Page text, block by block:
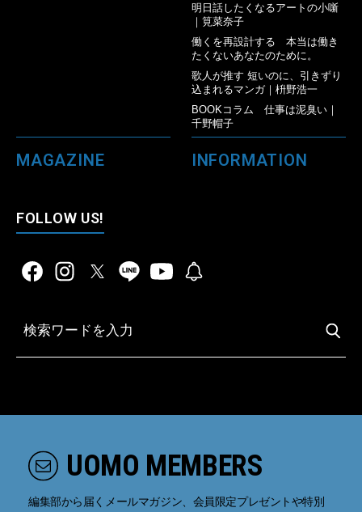
明日話したくなるアートの小噺
｜筧菜奈子
働くを再設計する 本当は働き
たくないあなたのために。
歌人が推す 短いのに、引きずり
込まれるマンガ｜枡野浩一
BOOKコラム 仕事は泥臭い｜
千野帽子
MAGAZINE INFORMATION
FOLLOW US!
UOMO MEMBERS
編集部から届くメールマガジン、会員限定プレゼントや特別